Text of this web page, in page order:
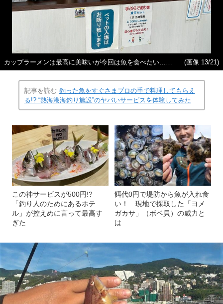
カップラーメンは最高に美味いが今回は魚を食べたい…… (画像 13/21)
記事を読む 釣った魚をすぐさまプロの手で料理してもらえ
る!? “熱海港海釣り施設”のヤバいサービスを体験してみた
この神サービスが500円!?
「釣り人のためにあるホテ
ル」が控えめに言って最高す
ぎた
餌代0円で堤防から魚が入れ食
い！ 現地で採取した「ヨメ
ガカサ」（ボベ貝）の威力と
は